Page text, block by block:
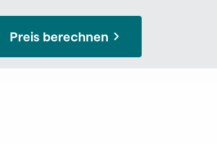
Preis berechnen